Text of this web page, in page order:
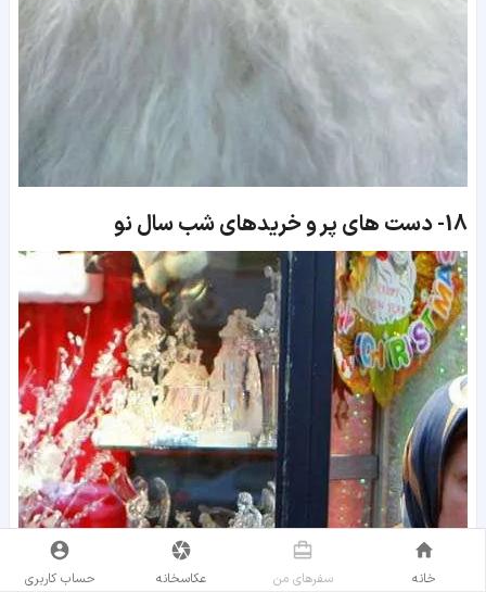
18- دست های پر و خریدهای شب سال نو
خانه سفر‌های من عکاسخانه حساب کاربری